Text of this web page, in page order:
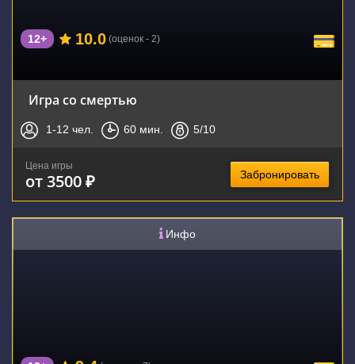
12+ 10.0 (оценок - 2)
Игра со смертью
1-12 чел. 60 мин. 5/10
Цена игры
от 3500 ₽ Забронировать
Инфо